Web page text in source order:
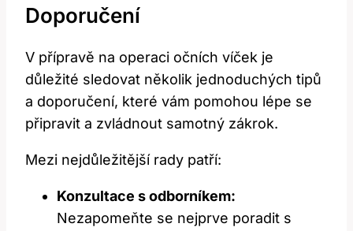
Doporučení
V přípravě na operaci očních víček je
důležité sledovat několik jednoduchých tipů
a doporučení, které vám pomohou lépe se
připravit a zvládnout samotný zákrok.
Mezi nejdůležitější rady patří:
Konzultace s odborníkem:
Nezapomeňte se nejprve poradit s